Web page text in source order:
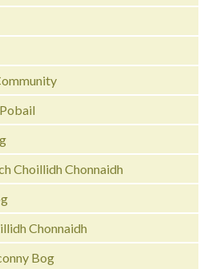
Choillidh Chonnaidh
Chonnaidh
Bog